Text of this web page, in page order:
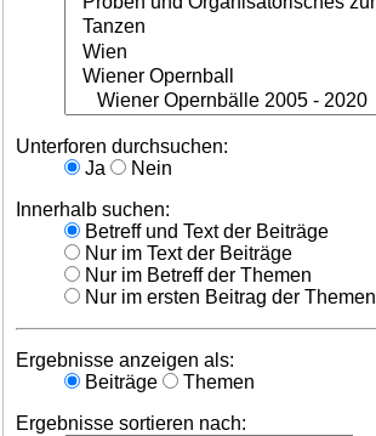
Unterforen durchsuchen:
Ja
Nein
Innerhalb suchen:
Betreff und Text der Beiträge
Nur im Text der Beiträge
Nur im Betreff der Themen
Nur im ersten Beitrag der Themen
Ergebnisse anzeigen als:
Beiträge
Themen
Ergebnisse sortieren nach: